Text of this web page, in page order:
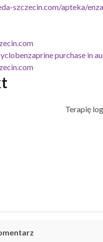
szczecin.com/apteka/
purchase in
Terapię